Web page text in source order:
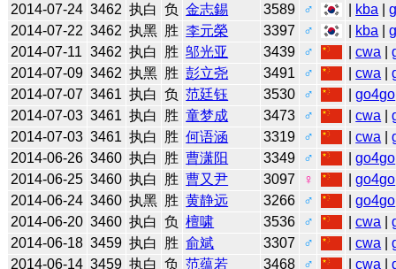
2014-07-24 3462 执白 负 金志錫 3589 ♂ kba |
2014-07-22 3462 执黑 胜 李元榮 3397 ♂ kba |
2014-07-11 3462 执白 胜 邬光亚 3439 ♂ |cwa |
2014-07-09 3462 执黑 胜 彭立尧 3491 ♂ |cwa |
2014-07-07 3461 执白 负 范廷钰 3530 ♂ |go4go
2014-07-03 3461 执白 胜 童梦成 3473 ♂ |cwa |
2014-07-03 3461 执白 胜 何语涵 3319 ♂ |cwa |
2014-06-26 3460 执白 胜 曹潇阳 3349 ♂ |go4go
2014-06-25 3460 执白 胜 曹又尹 3097 ♀ |go4go
2014-06-24 3460 执黑 胜 黄静远 3266 ♂ |go4go
2014-06-20 3460 执白 负 檀啸 3536 ♂ |cwa |
2014-06-18 3459 执白 胜 俞斌 3307 ♂ |cwa |
2014-06-14 3459 执白 负 范蕴若 3468 ♂ |cwa |